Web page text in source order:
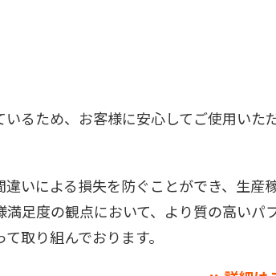
るため、お客様に安心してご使用いた
いによる損失を防ぐことができ、生産
足度の観点において、より質の高いパ
取り組んでおります。